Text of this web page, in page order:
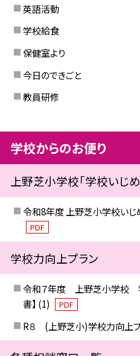
英語活動
学校給食
保健室より
今日のできごと
教員研修
学校からのお便り
上野芝小学校「学校いじ
令和8年度 上野芝小学校いじ
PDF
学校力向上プラン
令和７年度 上野芝小学校
書】 (1)
PDF
R８ (上野芝小)学校力向上